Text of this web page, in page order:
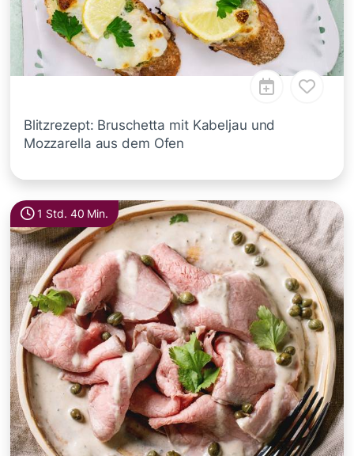
Blitzrezept: Bruschetta mit Kabeljau und
Mozzarella aus dem Ofen
1 Std. 40 Min.